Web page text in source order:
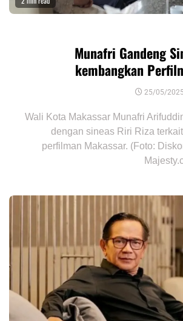
Munafri Gandeng
kembangkan
25/05/2025
Wali Kota Makassar Munafri
dengan sineas Riri Riza
perfilman Makassar. (Foto: